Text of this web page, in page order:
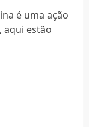
é uma ação
aqui estão